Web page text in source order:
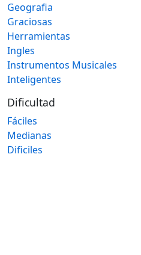
Geografia
Graciosas
Herramientas
Ingles
Instrumentos Musicales
Inteligentes
Dificultad
Fáciles
Medianas
Dificiles